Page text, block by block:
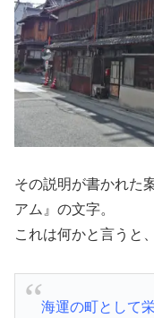
その説明が書かれた
アム』の文字。
これは何かと言うと
海運の町として